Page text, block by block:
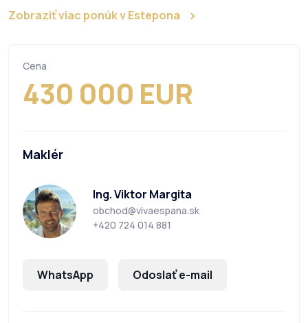
Zobraziť viac ponúk v Estepona
Cena
430 000 EUR
Maklér
Ing. Viktor Margita
obchod@vivaespana.sk
+420 724 014 881
WhatsApp Odoslať e-mail